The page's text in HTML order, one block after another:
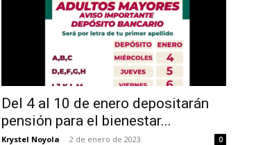
Del 4 al 10 de enero depositarán
pensión para el bienestar...
Krystel Noyola - 2 de enero de 2023 0